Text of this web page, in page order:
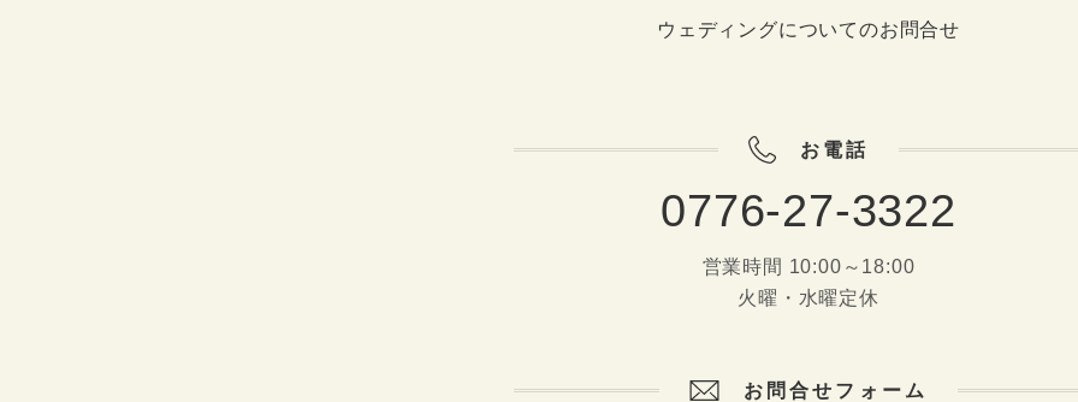
ウェディングについてのお問合せ
お電話
0776-27-3322
営業時間 10:00～18:00
火曜・水曜定休
お問合せフォーム